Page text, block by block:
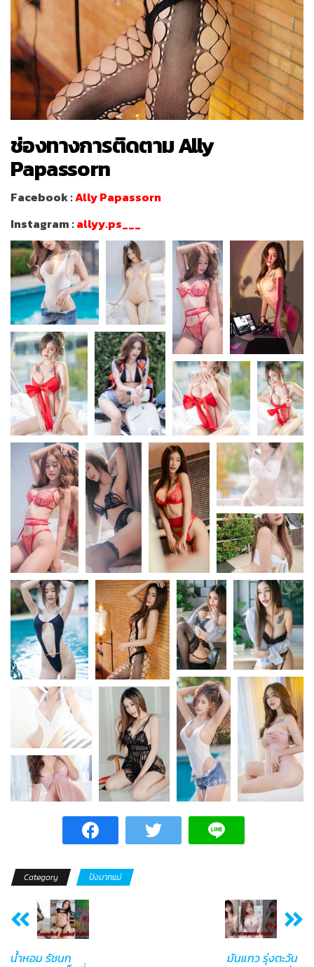
ช่องทางการติดตาม Ally
Papassorn
Facebook :Ally Papassorn
Instagram :allyy.ps___
Category ปังมากแม่
น้ำหอม รัชนก มันแกว รุ่งตะวัน